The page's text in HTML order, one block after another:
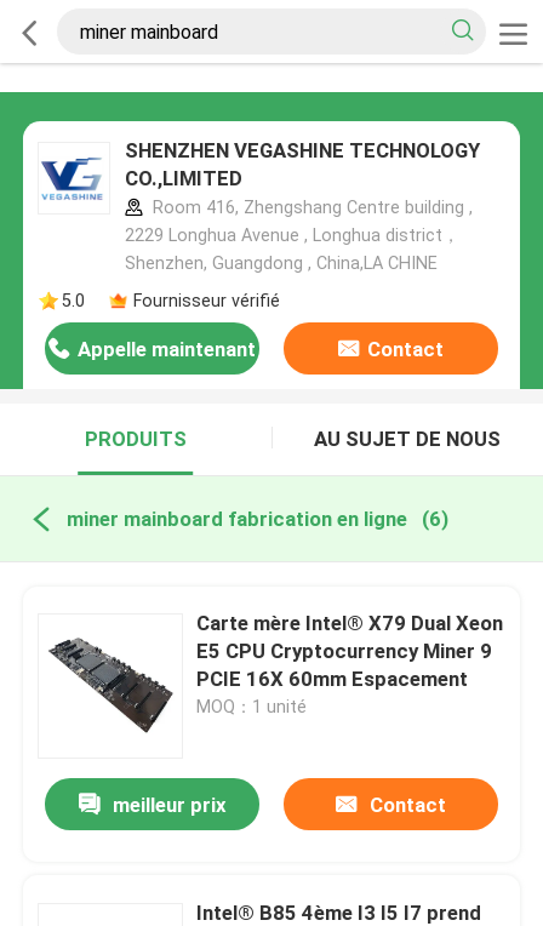
SHENZHEN VEGASHINE TECHNOLOGY
CO.,LIMITED
Room 416, Zhengshang Centre building ,
2229 Longhua Avenue , Longhua district，
Shenzhen, Guangdong , China,LA CHINE
5.0
Fournisseur vérifié
Appelle maintenant Contact
PRODUITS AU SUJET DE NOUS
miner mainboard fabrication en ligne (6)
Carte mère Intel® X79 Dual Xeon
E5 CPU Cryptocurrency Miner 9
PCIE 16X 60mm Espacement
MOQ：1 unité
meilleur prix Contact
Intel® B85 4ème I3 I5 I7 prend